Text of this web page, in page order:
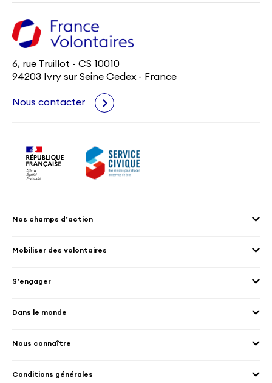
6, rue Truillot - CS 10010
94203 Ivry sur Seine Cedex - France
Nous contacter
Nos champs d’action
Culture et patrimoine
Mobilités croisées
Santé
Mobiliser des volontaires
Accueillir des volontaires
S’engager
Les différents dispositifs de volontariat
Dans le monde
Nous connaître
Les missions de France Volontaires
Conditions générales